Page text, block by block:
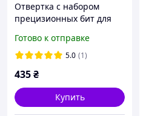
Отвертка с набором
прецизионных бит для
удлинителем в кейсе Bass
Polska 3820
Готово к отправке
5.0 (1)
435₴
Купить